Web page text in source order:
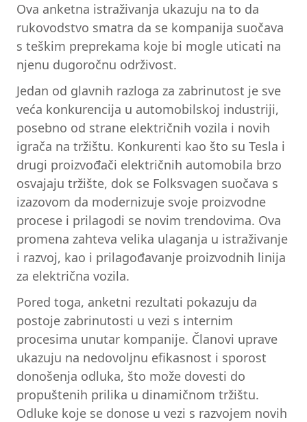
Ova anketna istraživanja ukazuju na to da
rukovodstvo smatra da se kompanija suočava
s teškim preprekama koje bi mogle uticati na
njenu dugoročnu održivost.
Jedan od glavnih razloga za zabrinutost je sve
veća konkurencija u automobilskoj industriji,
posebno od strane električnih vozila i novih
igrača na tržištu. Konkurenti kao što su Tesla i
drugi proizvođači električnih automobila brzo
osvajaju tržište, dok se Folksvagen suočava s
izazovom da modernizuje svoje proizvodne
procese i prilagodi se novim trendovima. Ova
promena zahteva velika ulaganja u istraživanje
i razvoj, kao i prilagođavanje proizvodnih linija
za električna vozila.
Pored toga, anketni rezultati pokazuju da
postoje zabrinutosti u vezi s internim
procesima unutar kompanije. Članovi uprave
ukazuju na nedovoljnu efikasnost i sporost
donošenja odluka, što može dovesti do
propuštenih prilika u dinamičnom tržištu.
Odluke koje se donose u vezi s razvojem novih